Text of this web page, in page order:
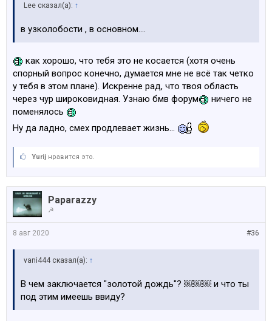
Lee сказал(а): ↑
в узколобости , в основном....
как хорошо, что тебя это не косается (хотя очень
спорный вопрос конечно, думается мне не всё так четко
у тебя в этом плане). Искренне рад, что твоя область
через чур широковидная. Узнаю бмв форум
ничего не
поменялось
Ну да ладно, смех продлевает жизнь...
Yurij нравится это.
Paparazzy
☭
#36
8 авг 2020
vani444 сказал(а): ↑
В чем заключается "золотой дождь"? ￼￼￼ и что ты
под этим имеешь ввиду?